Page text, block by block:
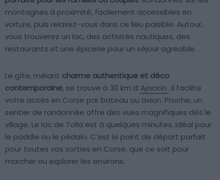
montagnes à proximité, facilement accessibles en
voiture, puis relaxez-vous dans ce lieu paisible. Autour,
vous trouverez un lac, des activités nautiques, des
restaurants et une épicerie pour un séjour agréable.
Le gîte, mêlant charme authentique et déco
contemporaine, se trouve à 30 km d’Ajaccio. Il facilite
votre accès en Corse par bateau ou avion. Proche, un
sentier de randonnée offre des vues magnifiques dès le
village. Le lac de Tolla est à quelques minutes, idéal pour
le paddle ou le pédalo. C’est le point de départ parfait
pour toutes vos sorties en Corse, que ce soit pour
marcher ou explorer les environs.